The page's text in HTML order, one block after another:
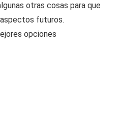
otras cosas para que
futuros.
opciones